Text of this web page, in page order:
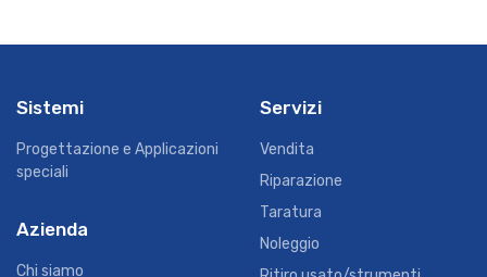
Sistemi
Progettazione e Applicazioni
speciali
Azienda
Chi siamo
Servizi
Vendita
Riparazione
Taratura
Noleggio